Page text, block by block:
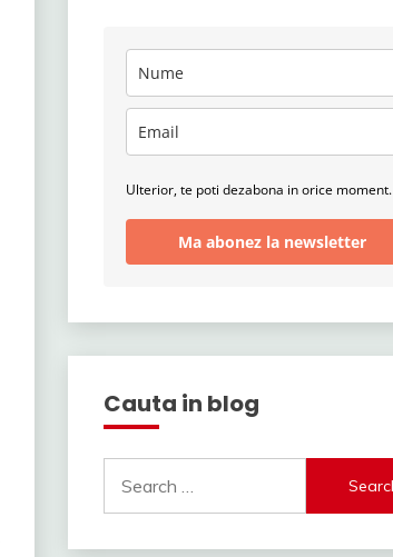
Ulterior, te poti dezabona in orice moment.
Ma abonez la newsletter
Cauta in blog
for: